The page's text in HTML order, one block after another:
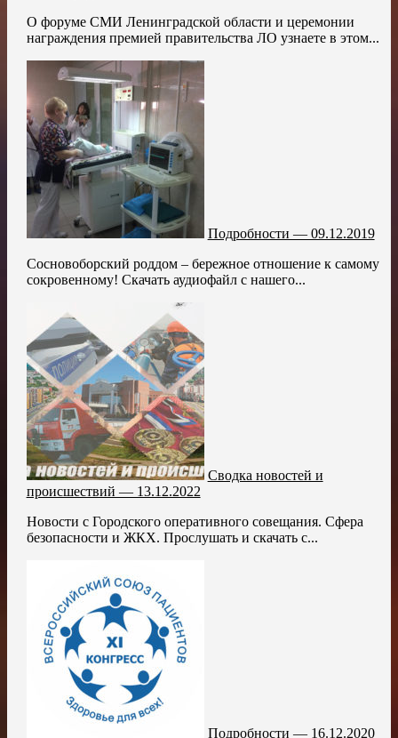
О форуме СМИ Ленинградской области и церемонии
награждения премией правительства ЛО узнаете в этом...
Подробности — 09.12.2019
Сосновоборский роддом – бережное отношение к самому
сокровенному! Скачать аудиофайл с нашего...
Сводка новостей и
происшествий — 13.12.2022
Новости с Городского оперативного совещания. Сфера
безопасности и ЖКХ. Прослушать и скачать с...
Подробности — 16.12.2020